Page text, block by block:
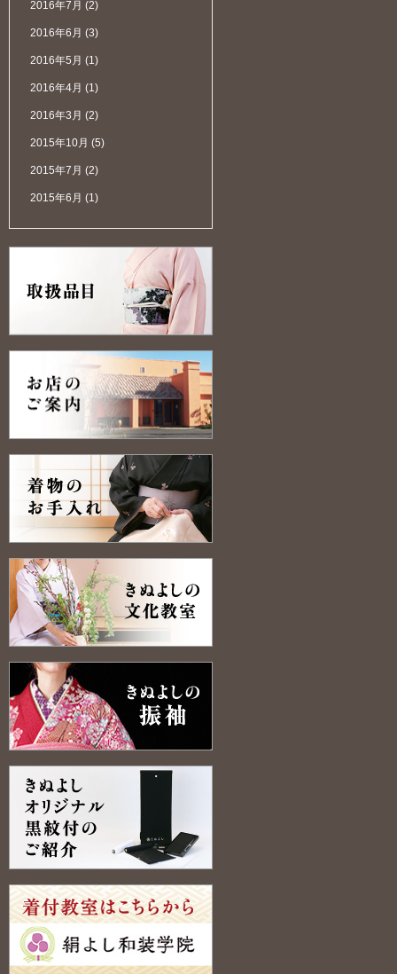
2016年7月 (2)
2016年6月 (3)
2016年5月 (1)
2016年4月 (1)
2016年3月 (2)
2015年10月 (5)
2015年7月 (2)
2015年6月 (1)